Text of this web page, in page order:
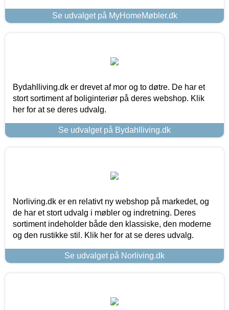
Se udvalget på MyHomeMøbler.dk
Bydahlliving.dk er drevet af mor og to døtre. De har et
stort sortiment af boliginteriør på deres webshop. Klik
her for at se deres udvalg.
Se udvalget på Bydahlliving.dk
Norliving.dk er en relativt ny webshop på markedet, og
de har et stort udvalg i møbler og indretning. Deres
sortiment indeholder både den klassiske, den moderne
og den rustikke stil. Klik her for at se deres udvalg.
Se udvalget på Norliving.dk